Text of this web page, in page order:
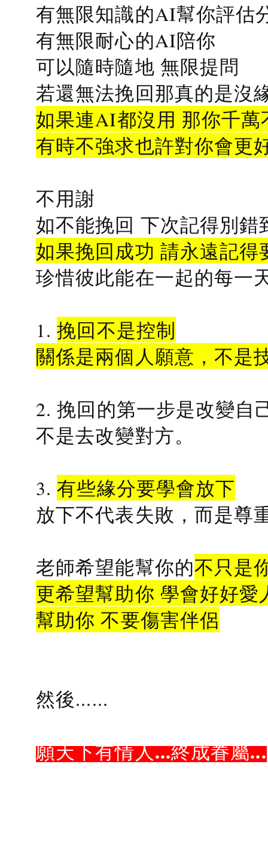
有無限知識的AI幫你評估
有無限耐心的AI陪你
可以隨時隨地 無限提問
若還無法挽回那真的是沒
如果連AI都沒用 那你千
有時不強求也許對你會更
不用謝
如不能挽回 下次記得別錯
如果挽回成功 請永遠記得
珍惜彼此能在一起的每一
1.挽回不是控制
關係是兩個人願意，不是
2. 挽回的第一步是改變自
不是去改變對方。
3.有些緣分要學會放下
放下不代表失敗，而是尊
老師希望能幫你的不只是
更希望幫助你 學會好好愛
幫助你 不要傷害伴侶
然後......
願天下有情人...終成眷屬...